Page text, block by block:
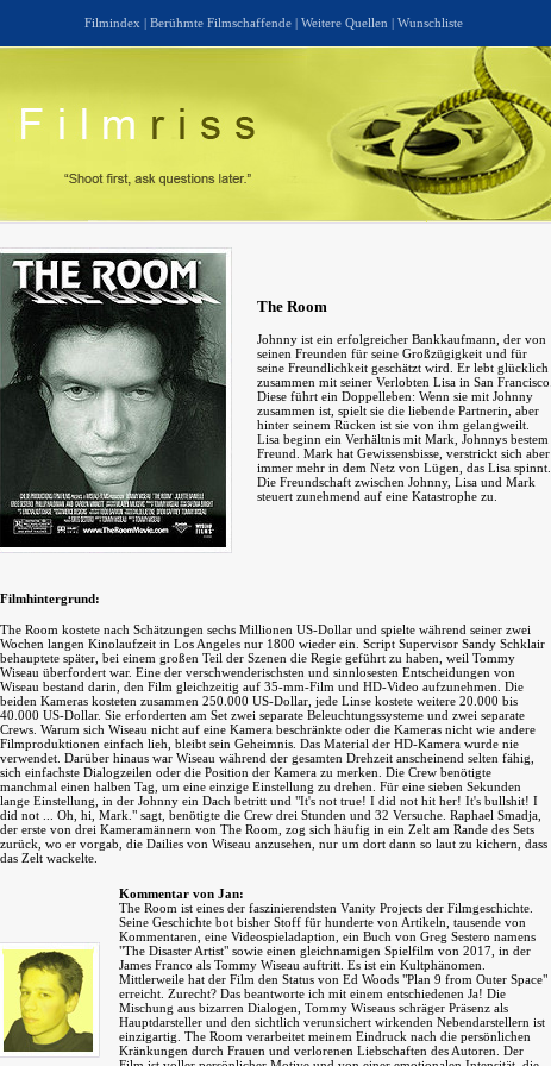
Filmindex | Berühmte Filmschaffende| Weitere Quellen | Wunschliste
The Room
Johnny ist ein erfolgreicher Bankkaufmann, der von
seinen Freunden für seine Großzügigkeit und für
seine Freundlichkeit geschätzt wird. Er lebt glücklich
zusammen mit seiner Verlobten Lisa in San Francisco.
Diese führt ein Doppelleben: Wenn sie mit Johnny
zusammen ist, spielt sie die liebende Partnerin, aber
hinter seinem Rücken ist sie von ihm gelangweilt.
Lisa beginn ein Verhältnis mit Mark, Johnnys bestem
Freund. Mark hat Gewissensbisse, verstrickt sich aber
immer mehr in dem Netz von Lügen, das Lisa spinnt.
Die Freundschaft zwischen Johnny, Lisa und Mark
steuert zunehmend auf eine Katastrophe zu.
Filmhintergrund:
The Room kostete nach Schätzungen sechs Millionen US-Dollar und spielte während seiner zwei
Wochen langen Kinolaufzeit in Los Angeles nur 1800 wieder ein. Script Supervisor Sandy Schklair
behauptete später, bei einem großen Teil der Szenen die Regie geführt zu haben, weil Tommy
Wiseau überfordert war. Eine der verschwenderischsten und sinnlosesten Entscheidungen von
Wiseau bestand darin, den Film gleichzeitig auf 35-mm-Film und HD-Video aufzunehmen. Die
beiden Kameras kosteten zusammen 250.000 US-Dollar, jede Linse kostete weitere 20.000 bis
40.000 US-Dollar. Sie erforderten am Set zwei separate Beleuchtungssysteme und zwei separate
Crews. Warum sich Wiseau nicht auf eine Kamera beschränkte oder die Kameras nicht wie andere
Filmproduktionen einfach lieh, bleibt sein Geheimnis. Das Material der HD-Kamera wurde nie
verwendet. Darüber hinaus war Wiseau während der gesamten Drehzeit anscheinend selten fähig,
sich einfachste Dialogzeilen oder die Position der Kamera zu merken. Die Crew benötigte
manchmal einen halben Tag, um eine einzige Einstellung zu drehen. Für eine sieben Sekunden
lange Einstellung, in der Johnny ein Dach betritt und "It's not true! I did not hit her! It's bullshit! I
did not ... Oh, hi, Mark." sagt, benötigte die Crew drei Stunden und 32 Versuche. Raphael Smadja,
der erste von drei Kameramännern von The Room, zog sich häufig in ein Zelt am Rande des Sets
zurück, wo er vorgab, die Dailies von Wiseau anzusehen, nur um dort dann so laut zu kichern, dass
das Zelt wackelte.
Kommentar von Jan:
The Room ist eines der faszinierendsten Vanity Projects der Filmgeschichte.
Seine Geschichte bot bisher Stoff für hunderte von Artikeln, tausende von
Kommentaren, eine Videospieladaption, ein Buch von Greg Sestero namens
"The Disaster Artist" sowie einen gleichnamigen Spielfilm von 2017, in der
James Franco als Tommy Wiseau auftritt. Es ist ein Kultphänomen.
Mittlerweile hat der Film den Status von Ed Woods "Plan 9 from Outer Space"
erreicht. Zurecht? Das beantworte ich mit einem entschiedenen Ja! Die
Mischung aus bizarren Dialogen, Tommy Wiseaus schräger Präsenz als
Hauptdarsteller und den sichtlich verunsichert wirkenden Nebendarstellern ist
einzigartig. The Room verarbeitet meinem Eindruck nach die persönlichen
Kränkungen durch Frauen und verlorenen Liebschaften des Autoren. Der